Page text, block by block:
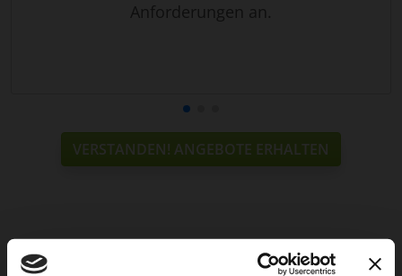
Anforderungen an.
VERSTANDEN! ANGEBOTE ERHALTEN
Weitere Services